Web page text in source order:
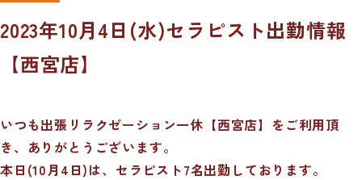
2023年10月4日(水)セラピスト出勤情報
【西宮店】
いつも出張リラクゼーション一休【西宮店】をご利用頂
き、ありがとうございます。
本日(10月4日)は、セラピスト7名出勤しております。